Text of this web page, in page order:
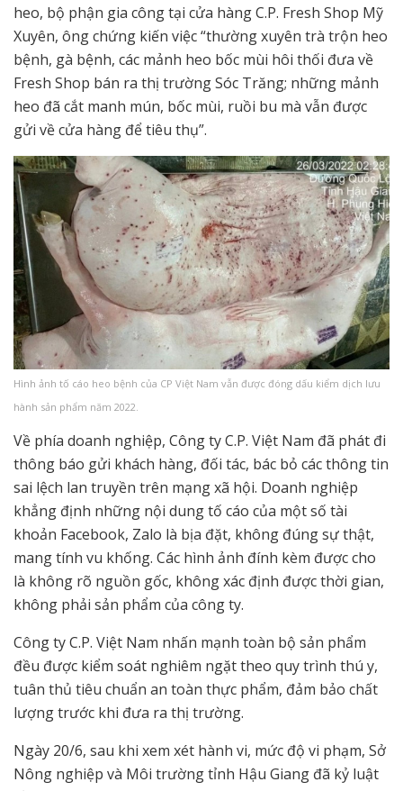
heo, bộ phận gia công tại cửa hàng C.P. Fresh Shop Mỹ
Xuyên, ông chứng kiến việc “thường xuyên trà trộn heo
bệnh, gà bệnh, các mảnh heo bốc mùi hôi thối đưa về
Fresh Shop bán ra thị trường Sóc Trăng; những mảnh
heo đã cắt manh mún, bốc mùi, ruồi bu mà vẫn được
gửi về cửa hàng để tiêu thụ”.
Hình ảnh tố cáo heo bệnh của CP Việt Nam vẫn được đóng dấu kiểm dịch lưu
hành sản phẩm năm 2022.
Về phía doanh nghiệp, Công ty C.P. Việt Nam đã phát đi
thông báo gửi khách hàng, đối tác, bác bỏ các thông tin
sai lệch lan truyền trên mạng xã hội. Doanh nghiệp
khẳng định những nội dung tố cáo của một số tài
khoản Facebook, Zalo là bịa đặt, không đúng sự thật,
mang tính vu khống. Các hình ảnh đính kèm được cho
là không rõ nguồn gốc, không xác định được thời gian,
không phải sản phẩm của công ty.
Công ty C.P. Việt Nam nhấn mạnh toàn bộ sản phẩm
đều được kiểm soát nghiêm ngặt theo quy trình thú y,
tuân thủ tiêu chuẩn an toàn thực phẩm, đảm bảo chất
lượng trước khi đưa ra thị trường.
Ngày 20/6, sau khi xem xét hành vi, mức độ vi phạm, Sở
Nông nghiệp và Môi trường tỉnh Hậu Giang đã kỷ luật